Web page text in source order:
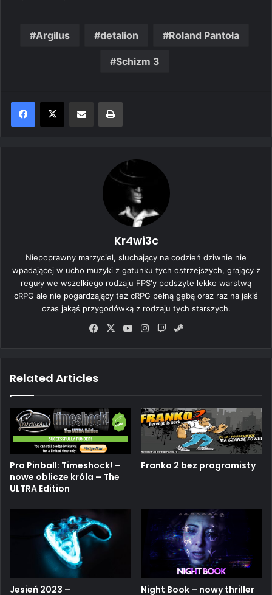
Argilus detalion Roland Pantoła
Schizm 3
Kr4wi3c
Niepoprawny marzyciel, słuchający na codzień dziwnie nie
wpadającej w ucho muzyki z gatunku tych ostrzejszych, grający z
reguły we wszelkiego rodzaju FPS'y podszyte lekko warstwą
cRPG ale nie pogardzający też cRPG pełną gębą oraz raz na jakiś
czas jakąś przygodówką z rodzaju tych starszych.
Fa
X
Yo
Ins
Tw
Related Articles
Pro Pinball: Timeshock! –
nowe oblicze króla – The
ULTRA Edition
Franko 2 bez programisty
Jesień 2023 – Night Book – nowy thriller